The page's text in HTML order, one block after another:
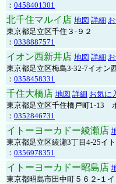
： 0458401301
北千住マルイ店 地図 詳細
東京都足立区千住３-９２
： 0338887571
イオン西新井店 地図 詳細
東京都足立区梅島3-32-7イオン
： 0358458331
千住大橋店 地図 詳細 お気に
東京都足立区千住橋戸町1-13
： 0352846731
イトーヨーカドー綾瀬店
東京都足立区綾瀬3丁目4-25イ
： 0356978351
イトーヨーカドー昭島店
東京都昭島市田中町５６２-１